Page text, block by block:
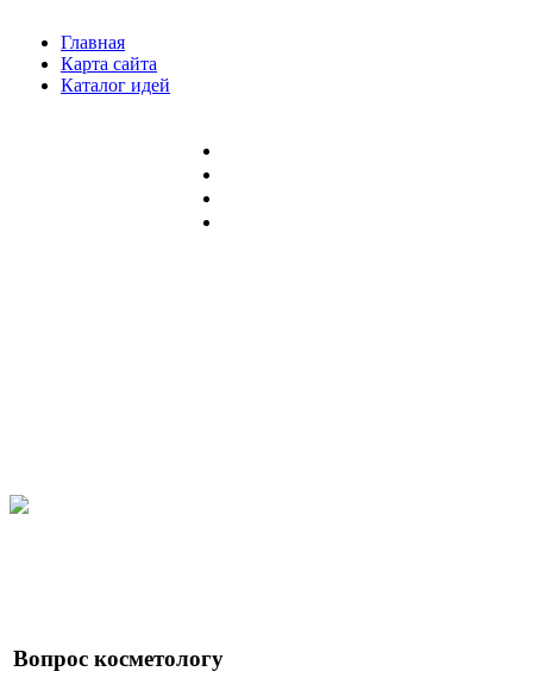
Главная
Карта сайта
Каталог идей
Вопрос косметологу